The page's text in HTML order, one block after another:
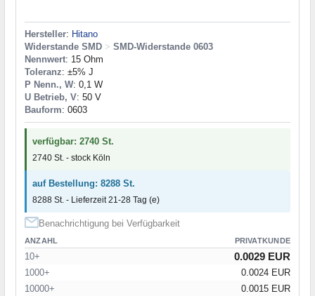
Hersteller: Hitano
Widerstande SMD > SMD-Widerstande 0603
Nennwert: 15 Ohm
Toleranz: ±5% J
P Nenn., W: 0,1 W
U Betrieb, V: 50 V
Bauform: 0603
verfügbar: 2740 St.
2740 St. - stock Köln
auf Bestellung: 8288 St.
8288 St. - Lieferzeit 21-28 Tag (e)
Benachrichtigung bei Verfügbarkeit
ANZAHL PRIVATKUNDE
10+ 0.0029 EUR
1000+
0.0024 EUR
10000+
0.0015 EUR